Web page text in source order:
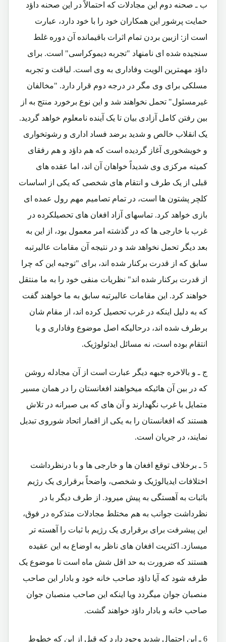
ب ـ صحنه دوم این مجادلات که احتمالاً در این صحنه داؤد
حمایت پرشور این همکاران خود را با خود دارد، عبارت
است از: ازبین بردن تمام اثرات باقیمانده آن دوره غلط
سنجیده شده ای نامنهاد "تجربه دیموکراسی" است. برای
داؤد مهمترین الویت وفاداری به وی است. لیاقت و تجربه
مسلکی برای وی مگر در درجه دوم قرار دارد. "مخالفان
غیرمسئول" تحمل نخواهند شد و این نوع برخورد منتج به از
بین رفتن کامل آزادی بیان تا یک آینده نامعلوم خواهد گردید.
یک انقلاب خالص و شدید برضد فساد اداری و رشوتخواری
و خویشخوری آغاز گردیده است که هم داؤد و هم رفقای
کمیته مرکزی وی شدیداً خواهان آن اند، اما عقده های
قبلی از یک طرف و انتقام های شخصی که یکی از اساسات
کلچر پشتون ها است، در تمام تصامیم مهم رول عمده ای
بازی خواهد کرد. تماسهای آزاد افغان های تحصیلکرده در
غرب با خارجی ها که در گذشته امر معمول بود، از این به
بعد دیگر تحمل نخواهد شد و در نتیجه آن مقامات عالیرتبه
سابق که از قدرت برکنار شده اند، برای "توجیه این که چرا
از قدرت برکنار شده اند" نظریات منفی خود را به ما منتقل
خواهند کرد. این مقامات عالیرتبه سابق به ما خواهند گفت
که به دلیل اینکه در غرب تحصیل کرده اند، از مقام شان
برطرف شده اند، درحالیکه اصل موضوع وفاداری و یا
انتقام بوده است، نه مسائل ایدئولوژیک.
ج ـ و بالاخره جبهه دیگر عبارت است از آن مجادله روشن
که در بین آن هائیکه میخواهند افغانستان را در همان مسیر
متمایل با غرب نگهدارند و آن های که بی صبرانه در تلاش
هستند که افغانستان را به یکی از اقمار اتحاد شوروی تبدیل
نمایند، در جریان است.
5 ـ برخلاف توقع افغان ها و خارجی ها و با درنظرداشت
اختلافات ایدیالوژیک و شخصی، واضحاً برقراری یک رژیم
باثبات به آهستگی به پیش میرود. از طرف دیگر با در
نظرداشت جوانب به هم مختلط مجادلات متذکره در فوق،
این پیشرفت برای برقراری یک رژیم با ثبات را آهسته تر
میسازد. اکثریت افغان های ناظر به اوضاع به این عقیده
هستند که ضرورت به حد اقل شش ماه است تا موضوع یک
طرفه شود که آیا داؤد صاحب خانه خود و بادار این صاحب
منصبان جوان میگردد ویا اینکه این صاحب منصبان جوان
صاحب خانه و بادار داؤد خواهند گشت.
6 ـ این احتمال شدید وجود دارد که قبل از این که خطوط